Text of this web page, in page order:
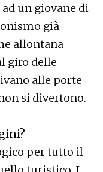
un giovane di
già
allontana
giro delle
alle porte
si divertono.
per tutto il